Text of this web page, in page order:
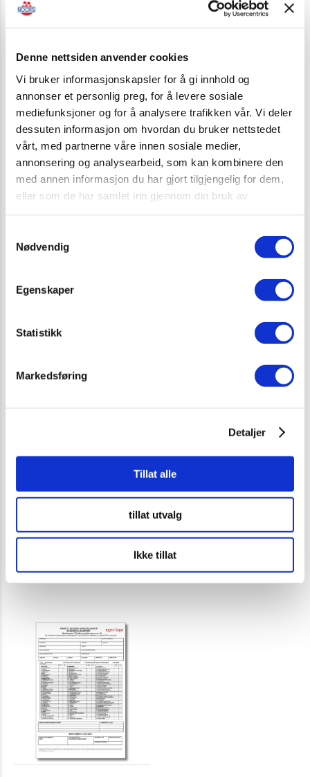
Denne nettsiden anvender cookies
Vi bruker informasjonskapsler for å gi innhold og
annonser et personlig preg, for å levere sosiale
mediefunksjoner og for å analysere trafikken vår. Vi deler
dessuten informasjon om hvordan du bruker nettstedet
vårt, med partnerne våre innen sosiale medier,
annonsering og analysearbeid, som kan kombinere den
med annen informasjon du har gjort tilgjengelig for dem,
eller som de har samlet inn gjennom din bruk av
Nødvendig
Egenskaper
Statistikk
Markedsføring
Detaljer
Tillat alle
tillat utvalg
Ikke tillat
Er du medlem?Husk å logge inn for å få
Informasjon
Plakat A4 liggende format, med 11
kontrollpunkter.
RELATERTE PRODUKTER
Maskin
(Medlemspris 55 kr)
55 kr